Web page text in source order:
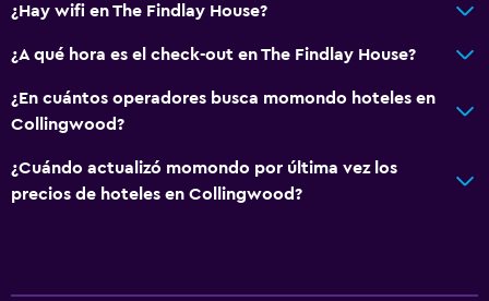
¿Hay wifi en The Findlay House?
¿A qué hora es el check-out en The Findlay House?
¿En cuántos operadores busca momondo hoteles en
Collingwood?
¿Cuándo actualizó momondo por última vez los
precios de hoteles en Collingwood?